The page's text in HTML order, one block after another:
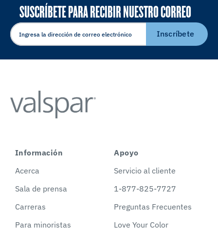
SUSCRÍBETE PARA RECIBIR NUESTRO CORREO
ELECTRÓNICO
Inscríbete
Información
Acerca
Sala de prensa
Carreras
Para minoristas
Apoyo
Servicio al cliente
1-877-825-7727
Preguntas Frecuentes
Love Your Color